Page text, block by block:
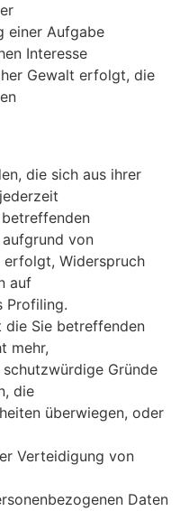
einer Aufgabe
Interesse
Gewalt erfolgt, die
die sich aus ihrer
von
erfolgt, Widerspruch
auf
Profiling.
Sie betreffenden
mehr,
Gründe
die
überwiegen, oder
Verteidigung von
Daten